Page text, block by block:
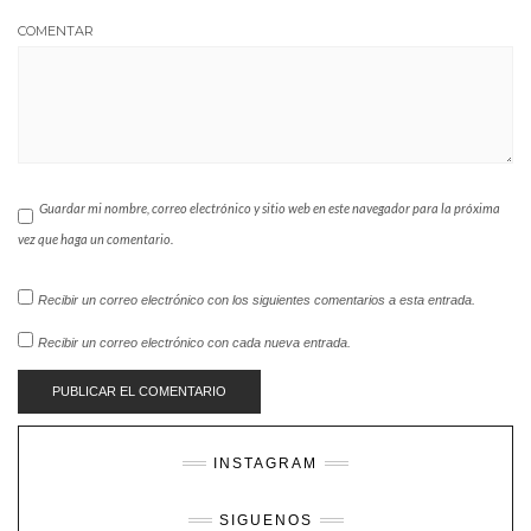
COMENTAR
Guardar mi nombre, correo electrónico y sitio web en este navegador para la próxima
vez que haga un comentario.
Recibir un correo electrónico con los siguientes comentarios a esta entrada.
Recibir un correo electrónico con cada nueva entrada.
INSTAGRAM
SIGUENOS